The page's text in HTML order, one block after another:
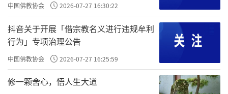
中国佛教协会 2026-07-27 16:30:22
抖音关于开展「借宗教名义进行违规牟利
行为」专项治理公告
中国佛教协会 2026-07-27 16:25:59
修一颗舍心，悟人生大道